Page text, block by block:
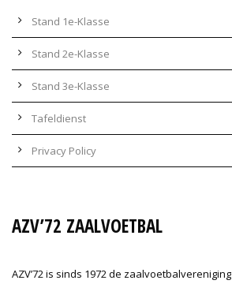
Stand 1e-Klasse
Stand 2e-Klasse
Stand 3e-Klasse
Tafeldienst
Privacy Policy
AZV’72 ZAALVOETBAL
AZV’72 is sinds 1972 de